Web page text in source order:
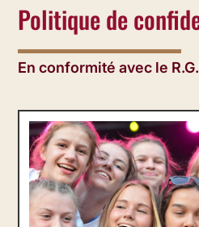
Politique de
En conformité avec le